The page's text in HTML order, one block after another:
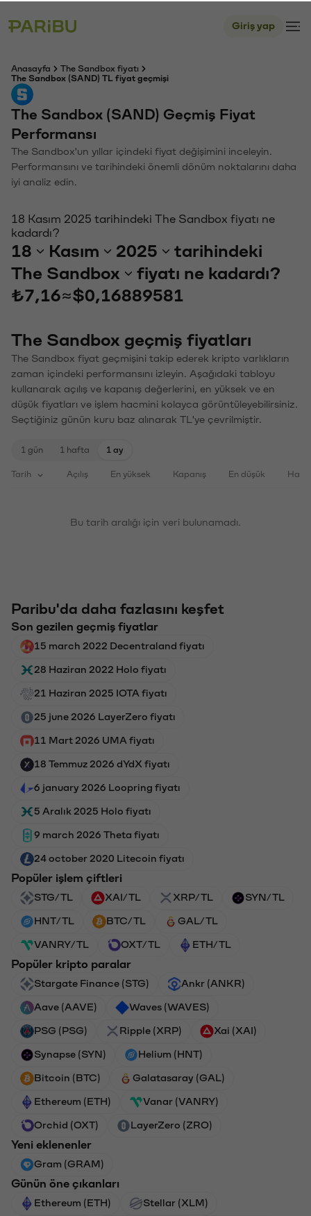
Giriş yap
Anasayfa
The Sandbox fiyatı
The Sandbox (SAND) TL fiyat geçmişi
The Sandbox (SAND) Geçmiş Fiyat
Performansı
The Sandbox'un yıllar içindeki fiyat değişimini inceleyin.
Performansını ve tarihindeki önemli dönüm noktalarını daha
iyi analiz edin.
18 Kasım 2025 tarihindeki The Sandbox fiyatı ne
kadardı?
18 Kasım 2025
tarihindeki
The Sandbox
fiyatı ne kadardı?
₺7,16≈$0,16889581
The Sandbox geçmiş fiyatları
The Sandbox fiyat geçmişini takip ederek kripto varlıkların
zaman içindeki performansını izleyin. Aşağıdaki tabloyu
kullanarak açılış ve kapanış değerlerini, en yüksek ve en
düşük fiyatları ve işlem hacmini kolayca görüntüleyebilirsiniz.
Seçtiğiniz günün kuru baz alınarak TL'ye çevrilmiştir.
1 gün 1 hafta 1 ay
Tarih Açılış En yüksek Kapanış En düşük
Bu tarih aralığı için veri bulunamadı.
Paribu'da daha fazlasını keşfet
Son gezilen geçmiş fiyatlar
15 march 2022 Decentraland fiyatı
28 Haziran 2022 Holo fiyatı
21 Haziran 2025 IOTA fiyatı
25 june 2026 LayerZero fiyatı
11 Mart 2026 UMA fiyatı
18 Temmuz 2026 dYdX fiyatı
6 january 2026 Loopring fiyatı
5 Aralık 2025 Holo fiyatı
9 march 2026 Theta fiyatı
24 october 2020 Litecoin fiyatı
Popüler işlem çiftleri
STG/TL XAI/TL XRP/TL SYN/TL
HNT/TL BTC/TL GAL/TL
VANRY/TL OXT/TL ETH/TL
Popüler kripto paralar
Stargate Finance (STG) Ankr (ANKR)
Aave (AAVE) Waves (WAVES)
PSG (PSG) Ripple (XRP) Xai (XAI)
Synapse (SYN) Helium (HNT)
Bitcoin (BTC) Galatasaray (GAL)
Ethereum (ETH) Vanar (VANRY)
Orchid (OXT) LayerZero (ZRO)
Yeni eklenenler
Gram (GRAM)
Günün öne çıkanları
Ethereum (ETH) Stellar (XLM)